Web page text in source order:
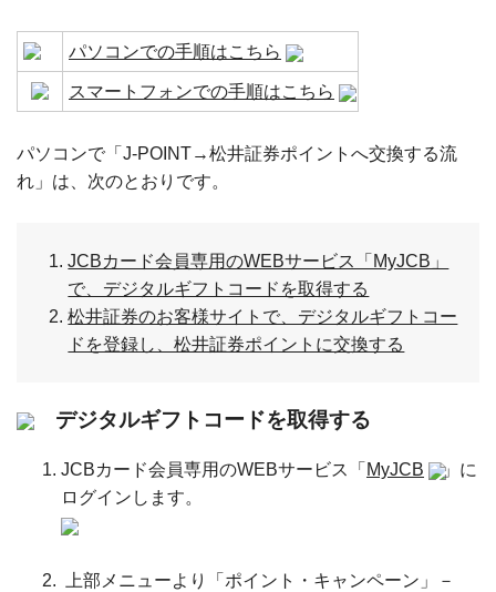
パソコンでの手順はこちら
スマートフォンでの手順はこちら
パソコンで「J-POINT→松井証券ポイントへ交換する流
れ」は、次のとおりです。
JCBカード会員専用のWEBサービス「MyJCB」
で、デジタルギフトコードを取得する
松井証券のお客様サイトで、デジタルギフトコー
ドを登録し、松井証券ポイントに交換する
デジタルギフトコードを取得する
JCBカード会員専用のWEBサービス「 MyJCB
」に
ログインします。
上部メニューより「ポイント・キャンペーン」－